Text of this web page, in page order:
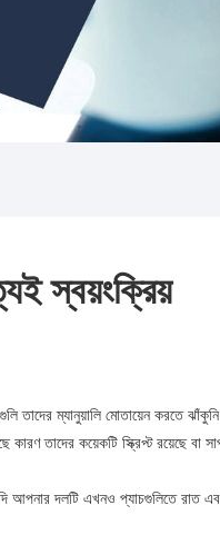
স্বয়ংক্রিয়
তাদের ম্যানুয়ালি মোতায়েন করতে
তাদের কয়েকটি স্ক্রিপ্ট রয়েছে বা
আপনার দলটি এখনও প্যাচগুলিতে রাত